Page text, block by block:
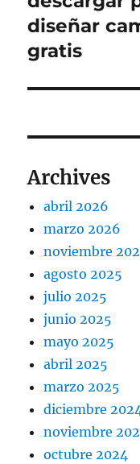
siguiente:
diseñar
gratis
Archives
abril 2026
marzo 2026
noviembre
agosto 2025
julio 2025
junio 2025
mayo 2025
abril 2025
marzo 2025
diciembre
noviembre
octubre 2024